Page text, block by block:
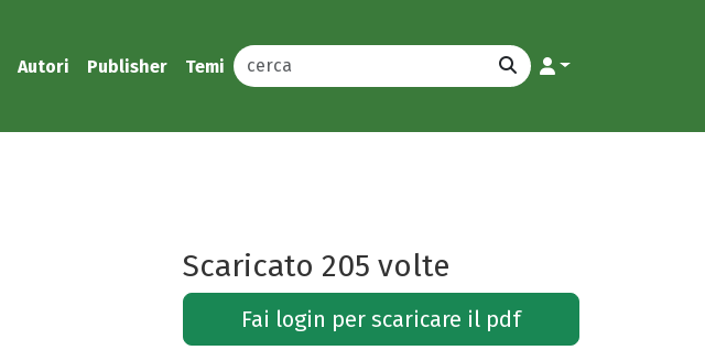
Autori Publisher Temi
Scaricato 205 volte
Fai login per scaricare il pdf